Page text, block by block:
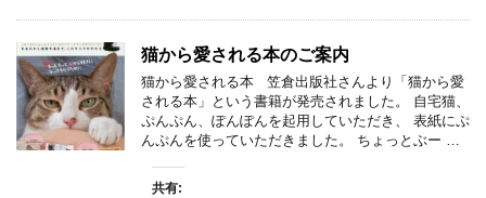
み
猫から愛される本のご案内
猫から愛される本 笠倉出版社さんより「猫から愛
される本」という書籍が発売されました。 自宅猫、
ぷんぷん、ぽんぽんを起用していただき、 表紙にぷ
んぷんを使っていただきました。 ちょっとぶー …
共有: